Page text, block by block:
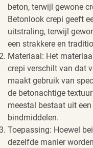
beton, terwijl gewone
Betonlook crepi geeft
uitstraling, terwijl
een strakkere en
Materiaal: Het
crepi verschilt van dat
maakt gebruik van
de betonachtige
meestal bestaat uit
bindmiddelen.
Toepassing: Hoewel
dezelfde manier